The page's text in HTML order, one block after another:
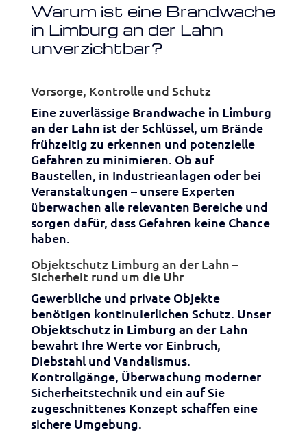
Warum ist eine Brandwache
in Limburg an der Lahn
unverzichtbar?
Vorsorge, Kontrolle und Schutz
Eine zuverlässige Brandwache in Limburg
an der Lahn ist der Schlüssel, um Brände
frühzeitig zu erkennen und potenzielle
Gefahren zu minimieren. Ob auf
Baustellen, in Industrieanlagen oder bei
Veranstaltungen – unsere Experten
überwachen alle relevanten Bereiche und
sorgen dafür, dass Gefahren keine Chance
haben.
Objektschutz Limburg an der Lahn –
Sicherheit rund um die Uhr
Gewerbliche und private Objekte
benötigen kontinuierlichen Schutz. Unser
Objektschutz in Limburg an der Lahn
bewahrt Ihre Werte vor Einbruch,
Diebstahl und Vandalismus.
Kontrollgänge, Überwachung moderner
Sicherheitstechnik und ein auf Sie
zugeschnittenes Konzept schaffen eine
sichere Umgebung.